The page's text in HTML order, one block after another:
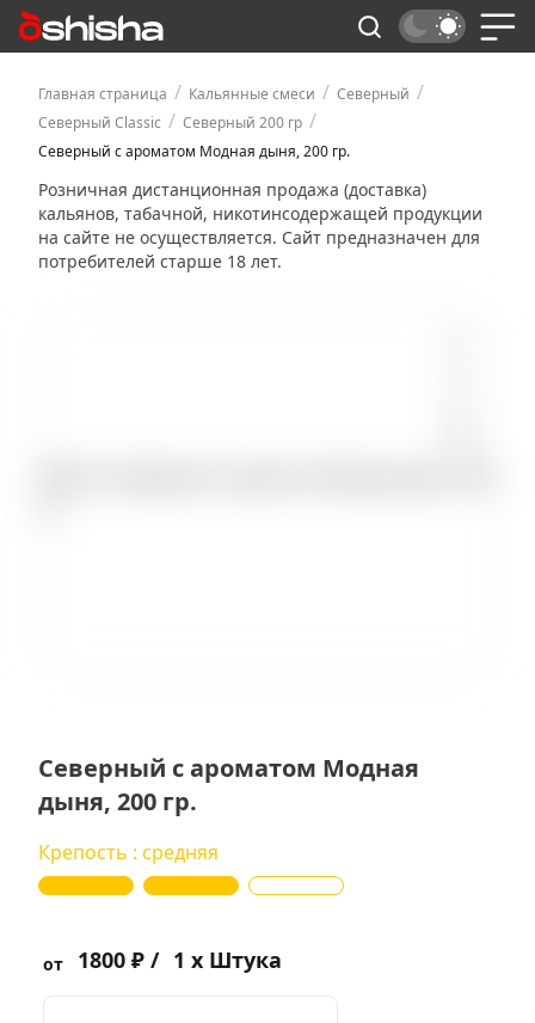
Главная страница / Кальянные смеси / Северный /
Северный Classic / Северный 200 гр /
Северный с ароматом Модная дыня, 200 гр.
Розничная дистанционная продажа (доставка)
кальянов, табачной, никотинсодержащей продукции
на сайте не осуществляется. Сайт предназначен для
потребителей старше 18 лет.
Северный с ароматом Модная
дыня, 200 гр.
Крепость : средняя
от 1800 ₽ / 1 x Штука